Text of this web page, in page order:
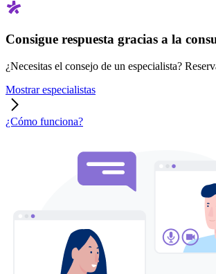
Consigue respuesta gracias a la
¿Necesitas el consejo de un especialista?
Mostrar especialistas
¿Cómo funciona?